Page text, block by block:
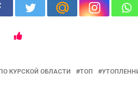
КУРСКОЙ ОБЛАСТИ ТОП